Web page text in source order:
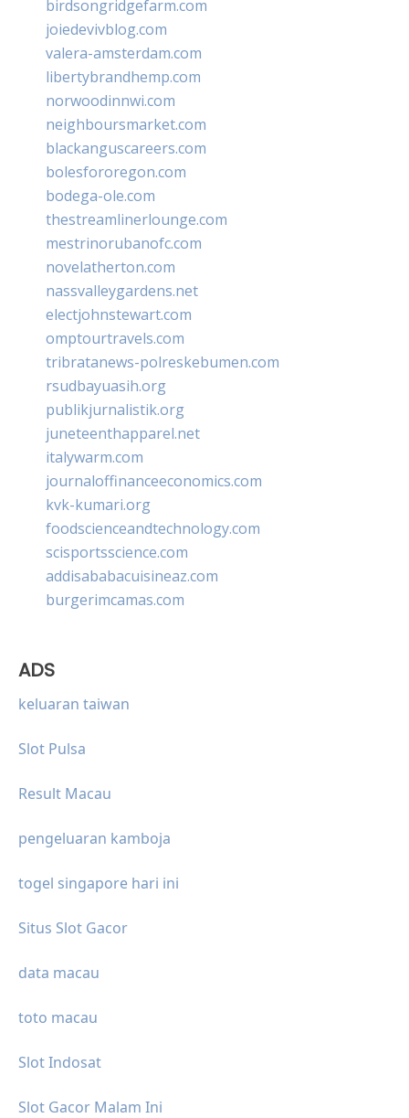
birdsongridgefarm.com
joiedevivblog.com
valera-amsterdam.com
libertybrandhemp.com
norwoodinnwi.com
neighboursmarket.com
blackanguscareers.com
bolesfororegon.com
bodega-ole.com
thestreamlinerlounge.com
mestrinorubanofc.com
novelatherton.com
nassvalleygardens.net
electjohnstewart.com
omptourtravels.com
tribratanews-polreskebumen.com
rsudbayuasih.org
publikjurnalistik.org
juneteenthapparel.net
italywarm.com
journaloffinanceeconomics.com
kvk-kumari.org
foodscienceandtechnology.com
scisportsscience.com
addisababacuisineaz.com
burgerimcamas.com
ADS
keluaran taiwan
Slot Pulsa
Result Macau
pengeluaran kamboja
togel singapore hari ini
Situs Slot Gacor
data macau
toto macau
Slot Indosat
Slot Gacor Malam Ini